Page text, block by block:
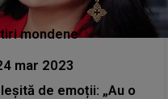
mondene
mar 2023
de emoții: „Au o